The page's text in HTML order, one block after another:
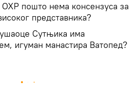
ОХР пошто нема консензуса за
представника?
Сутњика има
игуман манастира Ватопед?